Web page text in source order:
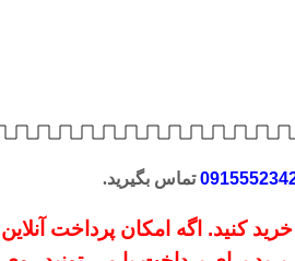
تماس بگیرید.
کنید. اگه امکان پرداخت